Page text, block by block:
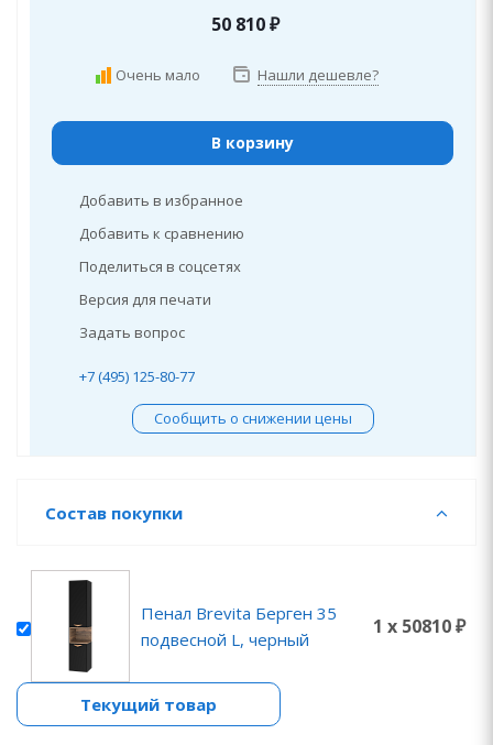
50 810₽
Очень мало Нашли дешевле?
В корзину
Добавить в избранное
Добавить к сравнению
Поделиться в соцсетях
Версия для печати
Задать вопрос
+7 (495) 125-80-77
Сообщить о снижении цены
Состав покупки
Пенал Brevita Берген 35
подвесной L, черный
1 x 50810 ₽
Текущий товар